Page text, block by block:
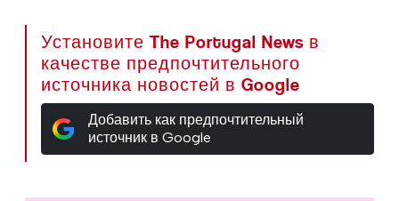
Установите The Portugal News в
качестве предпочтительного
источника новостей в Google
Добавить как предпочтительный
источник в Google